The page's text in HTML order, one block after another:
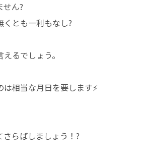
ん?
とも一利もなし?
るでしょう。
相当な月日を要します⚡️
らばしましょう！?